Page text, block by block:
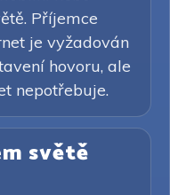
Příjemce
je vyžadován
hovoru, ale
nepotřebuje.
světě